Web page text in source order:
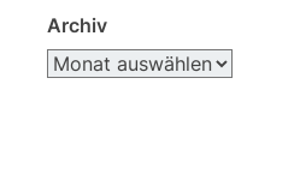
Archiv